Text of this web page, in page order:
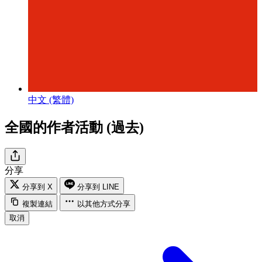
中文 (繁體)
全國的作者活動 (過去)
分享
分享到 X
分享到 LINE
複製連結
以其他方式分享
取消